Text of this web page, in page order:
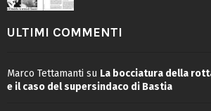
ULTIMI COMMENTI
Marco Tettamanti su La bocciatura della
e il caso del supersindaco di Bastia